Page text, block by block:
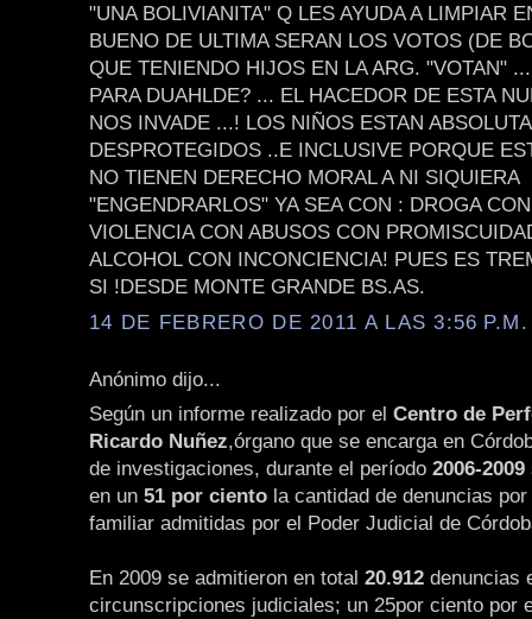
"UNA BOLIVIANITA" Q LES AYUDA A LIMPIAR
BUENO DE ULTIMA SERAN LOS VOTOS (DE
QUE TENIENDO HIJOS EN LA ARG. "VOTAN"
PARA DUAHLDE? ... EL HACEDOR DE ESTA
NOS INVADE ...! LOS NIÑOS ESTAN
DESPROTEGIDOS ..E INCLUSIVE PORQUE
NO TIENEN DERECHO MORAL A NI SIQUIERA
"ENGENDRARLOS" YA SEA CON : DROGA
VIOLENCIA CON ABUSOS CON
ALCOHOL CON INCONCIENCIA! PUES ES
SI !DESDE MONTE GRANDE BS.AS.
14 DE FEBRERO DE 2011 A LAS 3:56 P.M.
Anónimo dijo...
Según un informe realizado por el Centro de
Ricardo Nuñez,órgano que se encarga en
de investigaciones, durante el período 2006-2009
en un 51 por ciento la cantidad de denuncias
familiar admitidas por el Poder Judicial de
En 2009 se admitieron en total 20.912 denuncias
circunscripciones judiciales; un 25por ciento por